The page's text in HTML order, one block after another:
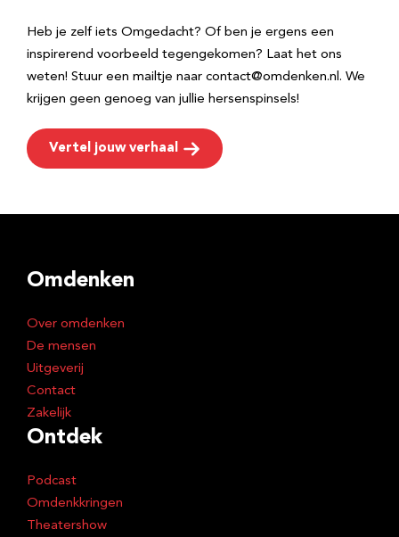
Heb je zelf iets Omgedacht? Of ben je ergens een
inspirerend voorbeeld tegengekomen? Laat het ons
weten! Stuur een mailtje naar contact@omdenken.nl. We
krijgen geen genoeg van jullie hersenspinsels!
Vertel jouw verhaal
Omdenken
Over omdenken
De mensen
Uitgeverij
Contact
Zakelijk
Ontdek
Podcast
Omdenkkringen
Theatershow